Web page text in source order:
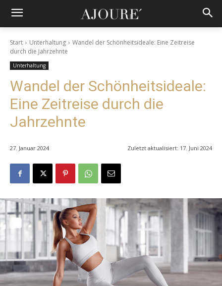
Start Unterhaltung
Wandel der Schönheitsideale: Eine Zeitreise
durch die Jahrzehnte
Unterhaltung
Wandel der Schönheitsideale:
Eine Zeitreise durch die
Jahrzehnte
27. Januar 2024 Zuletzt aktualisiert: 17. Juni 2024